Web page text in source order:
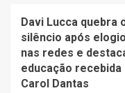
Davi Lucca quebra
silêncio após
nas redes e
educação recebida
Carol Dantas